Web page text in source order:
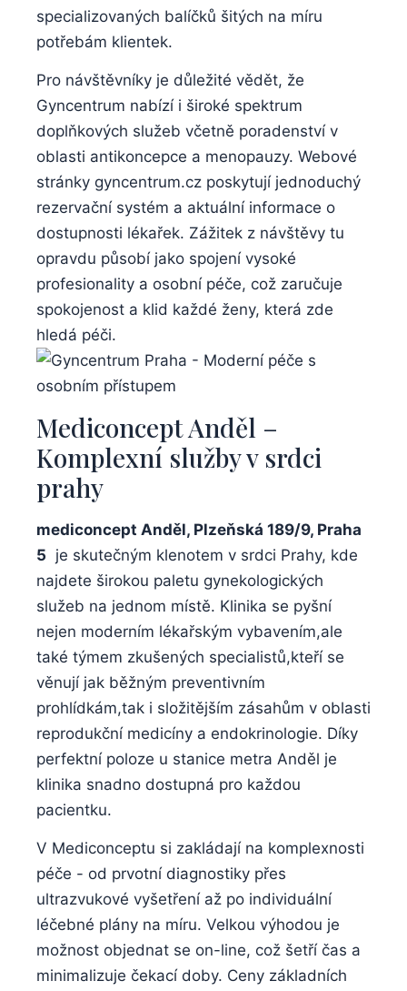
specializovaných balíčků ‍šitých na míru
potřebám ⁣klientek.
Pro návštěvníky⁣ je důležité vědět, ‍že⁣
Gyncentrum nabízí i široké spektrum
doplňkových služeb včetně poradenství v​
oblasti‍ antikoncepce‌ a menopauzy. Webové
stránky gyncentrum.cz‍ poskytují jednoduchý‌
rezervační‌ systém a aktuální informace o
dostupnosti lékařek. Zážitek z ⁣návštěvy tu
opravdu ‍působí jako spojení vysoké
profesionality a osobní péče,‍ což zaručuje
spokojenost a ⁢klid každé ženy, která zde
hledá péči.
Mediconcept⁣ Anděl –
Komplexní⁤ služby v srdci
prahy
mediconcept Anděl, Plzeňská 189/9, Praha
‍5 ⁤ je skutečným klenotem v​ srdci Prahy, ​kde‍
najdete ‍širokou paletu gynekologických
služeb na jednom místě. Klinika se pyšní⁤
nejen moderním lékařským vybavením,ale
také týmem zkušených specialistů,kteří se
věnují jak ⁤běžným preventivním‌
prohlídkám,tak i složitějším⁣ zásahům v oblasti
reprodukční medicíny a endokrinologie. Díky
perfektní poloze u stanice metra Anděl ⁢je
klinika snadno dostupná pro každou
⁤pacientku.
V Mediconceptu si zakládají na ‌komplexnosti
⁢péče -⁢ od prvotní ⁤diagnostiky přes
⁣ultrazvukové vyšetření až ‌po‌ individuální
léčebné plány ‍na míru. Velkou výhodou ⁤je
možnost objednat se on-line, což šetří čas a
minimalizuje čekací ‌doby. Ceny základních ​